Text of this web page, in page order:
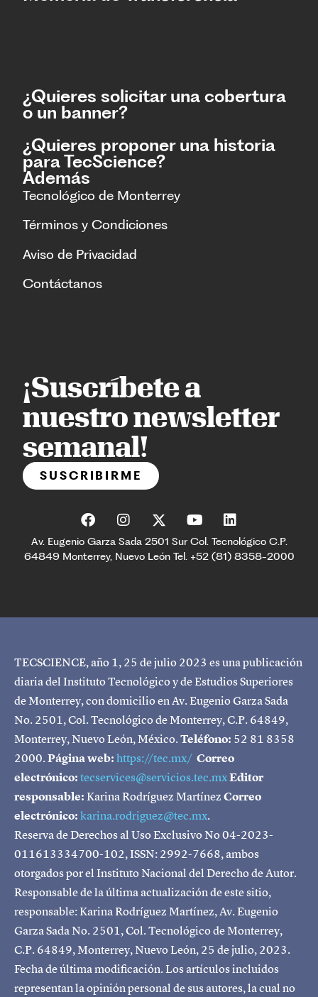
¿Quieres solicitar una cobertura
o un banner?
¿Quieres proponer una historia
para TecScience?
Además
Tecnológico de Monterrey
Términos y Condiciones
Aviso de Privacidad
Contáctanos
¡Suscríbete a
nuestro newsletter
semanal!
SUSCRIBIRME
Av. Eugenio Garza Sada 2501 Sur Col. Tecnológico C.P.
64849 Monterrey, Nuevo León Tel. +52 (81) 8358-2000
TECSCIENCE, año 1, 25 de julio 2023 es una publicación
diaria del Instituto Tecnológico y de Estudios Superiores
de Monterrey, con domicilio en Av. Eugenio Garza Sada
No. 2501, Col. Tecnológico de Monterrey, C.P. 64849,
Monterrey, Nuevo León, México.Teléfono: 52 81 8358
2000.Página web:https://tec.mx/ Correo
electrónico:tecservices@servicios.tec.mxEditor
responsable:Karina Rodríguez MartínezCorreo
electrónico:karina.rodriguez@tec.mx.
Reserva de Derechos al Uso Exclusivo No 04-2023-
011613334700-102, ISSN: 2992-7668, ambos
otorgados por el Instituto Nacional del Derecho de Autor.
Responsable de la última actualización de este sitio,
responsable: Karina Rodríguez Martínez, Av. Eugenio
Garza Sada No. 2501, Col. Tecnológico de Monterrey,
C.P. 64849, Monterrey, Nuevo León, 25 de julio, 2023.
Fecha de última modificación. Los artículos incluidos
representan la opinión personal de sus autores, la cual no